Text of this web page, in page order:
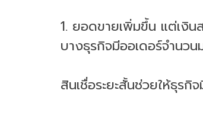
1. ยอดขายเพิ่มขึ้น แต่เงิน
บางธุรกิจมีออเดอร์จำนว
สินเชื่อระยะสั้นช่วยให้ธุรกิ